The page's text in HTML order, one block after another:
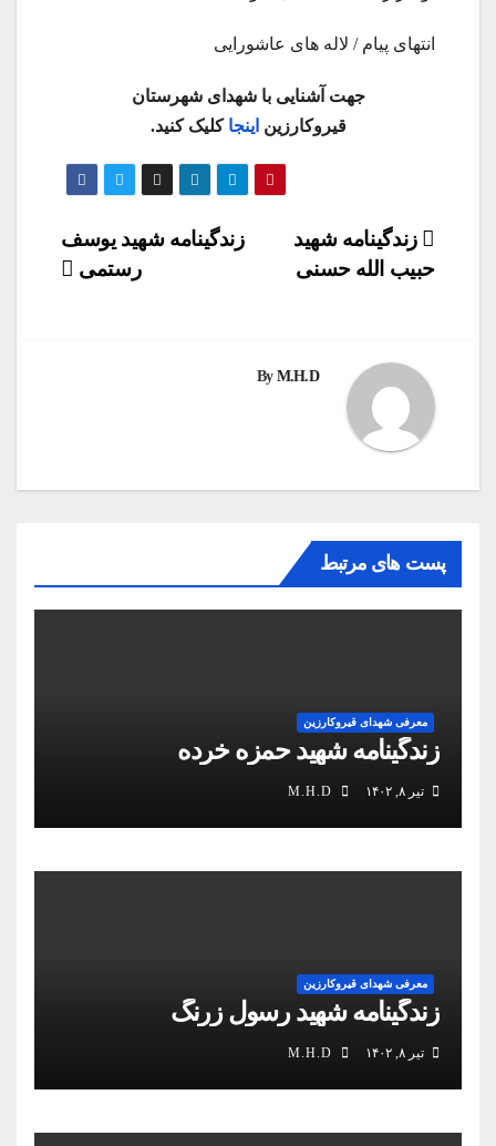
انتهای پیام / لاله های عاشورایی
جهت آشنایی با شهدای شهرستان
قیروکارزین اینجاکلیک کنید.
راهبری
نوشته
زندگینامه شهید یوسف
رستمی
زندگینامه شهید
حبیب الله حسنی
By M.H.D
پست های مرتبط
معرفی شهدای قیروکارزین
زندگینامه شهید حمزه خرده
تیر ۸, ۱۴۰۲
معرفی شهدای قیروکارزین
زندگینامه شهید رسول زرنگ
تیر ۸, ۱۴۰۲